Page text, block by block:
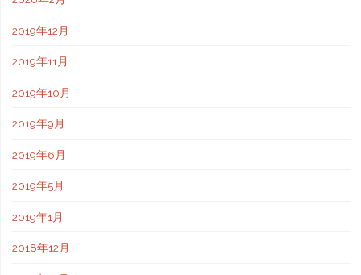
2019年12月
2019年11月
2019年10月
2019年9月
2019年6月
2019年5月
2019年1月
2018年12月